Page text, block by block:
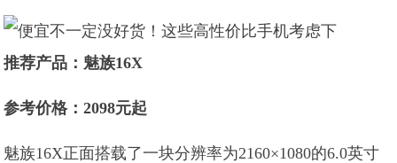
推荐产品：魅族16X
参考价格：2098元起
魅族16X正面搭载了一块分辨率为2160×1080的6.0英寸